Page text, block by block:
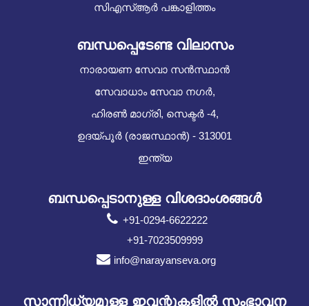
സിഎസ്ആർ പങ്കാളിത്തം
ബന്ധപ്പെടേണ്ട വിലാസം
നാരായണ സേവാ സൻസ്ഥാൻ
സേവാധാം സേവാ നഗർ,
ഹിരൺ മാഗ്രി, സെക്ടർ -4,
ഉദയ്പൂർ (രാജസ്ഥാൻ) - 313001
ഇന്ത്യ
ബന്ധപ്പെടാനുള്ള വിശദാംശങ്ങൾ
+91-0294-6622222
+91-7023509999
info@narayanseva.org
സാന്നിധ്യമുള്ള ഇവന്റുകളില്‍ സംഭാവന